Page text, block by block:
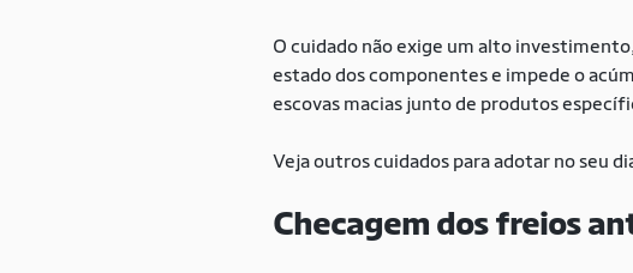
O cuidado não exige um alto
estado dos componentes e impede o
escovas macias junto de produtos
Veja outros cuidados para adotar no seu
Checagem dos freios